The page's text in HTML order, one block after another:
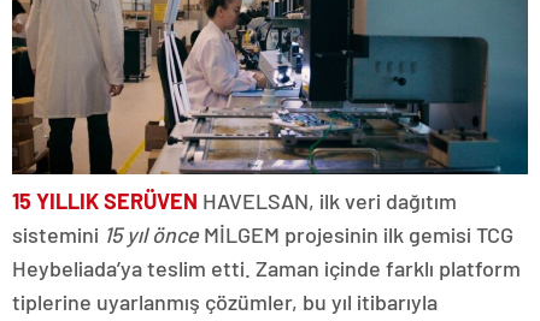
15 YILLIK SERÜVEN HAVELSAN, ilk veri dağıtım
sistemini 15 yıl önce MİLGEM projesinin ilk gemisi TCG
Heybeliada’ya teslim etti. Zaman içinde farklı platform
tiplerine uyarlanmış çözümler, bu yıl itibarıyla